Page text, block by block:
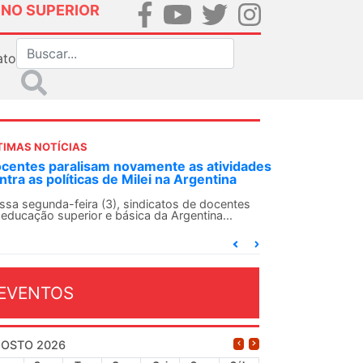
SUPERIOR
NOTÍCIAS
atividades
ANDES-SN convoca docentes para Dia de
Solidariedade Internacionalista com Cuba
O ANDES-SN conclama suas seções sindicais e o
2026